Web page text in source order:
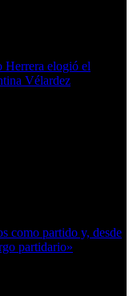
Herrera elogió el
Vélardez
como partido y, desde
partidario»